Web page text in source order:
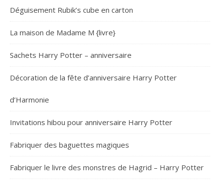
Déguisement Rubik’s cube en carton
La maison de Madame M {livre}
Sachets Harry Potter – anniversaire
Décoration de la fête d’anniversaire Harry Potter
d’Harmonie
Invitations hibou pour anniversaire Harry Potter
Fabriquer des baguettes magiques
Fabriquer le livre des monstres de Hagrid – Harry Potter